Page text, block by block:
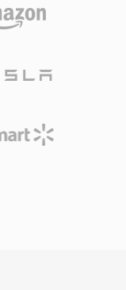
นอก และ
งเสียง Mac
และ
ามความซับ
ษณะที่ปลอด
และโอเพน
มักมอบ